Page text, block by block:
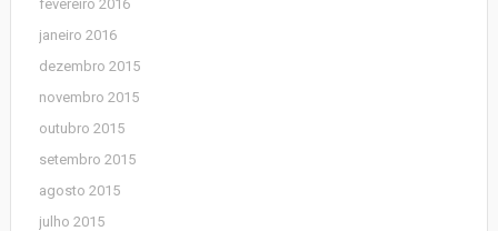
fevereiro 2016
janeiro 2016
dezembro 2015
novembro 2015
outubro 2015
setembro 2015
agosto 2015
julho 2015